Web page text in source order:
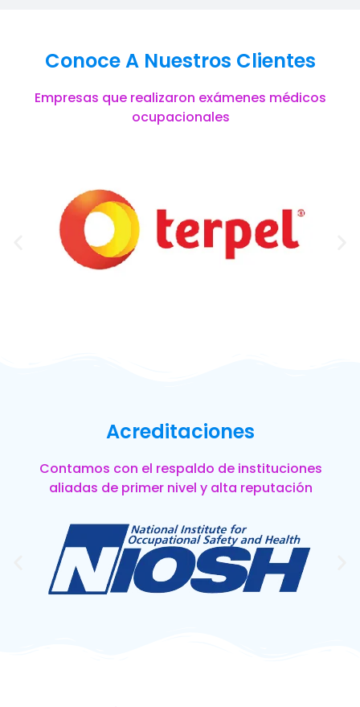
Conoce A Nuestros Clientes
Empresas que realizaron exámenes médicos
ocupacionales
Acreditaciones
Contamos con el respaldo de instituciones
aliadas de primer nivel y alta reputación